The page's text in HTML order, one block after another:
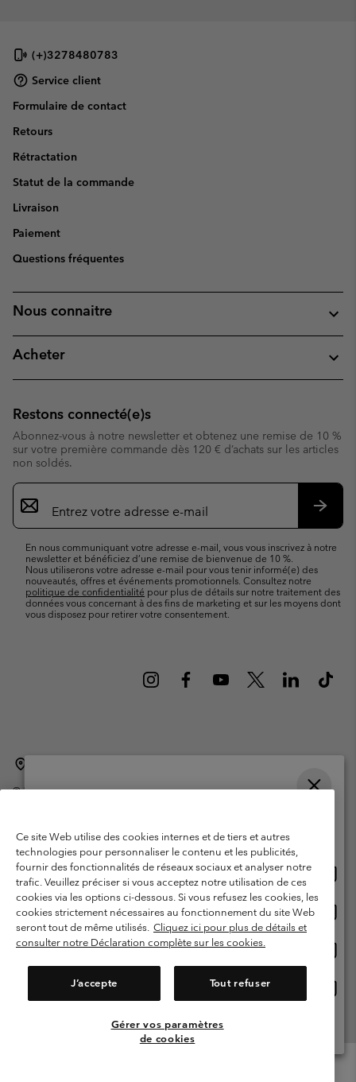
(+)3278480783
Service client
Formulaire de contact
Retours
Rétractation
Statut de la commande
Livraison
Paiement
Questions fréquentes
Nous connaitre
Acheter
Restons connecté(e)s
Abonnez-vous à notre newsletter et obtenez une remise de 10 %
sur votre première commande dès 120 € d’achats sur les articles
non soldés.
Inscription
par
e-
En nous communiquant votre adresse e-mail, vous vous inscrivez à notre
newsletter et bénéficiez d’une remise de bienvenue de 10 %.
Nous utiliserons votre adresse e-mail pour vous tenir informé(e) des
nouveautés, offres et événements promotionnels. Consultez notre
politique de confidentialité pour plus de détails sur notre traitement des
données vous concernant à des fins de marketing et sur les moyens dont
vous disposez pour retirer votre consentement.
©2026Columbia Sportswear International Sarl. Avenue des Morgines, 12
Garanties Légales
Politique de confidentialité
Conditions d'utilisation - Membres
Conditions D'utilisation - Contenu généré par l'utilisateur
Impressum
Cookies
Service client: Lun - sam de 9h à 13h et de 14h à 18h
Ce site Web utilise des cookies internes et de tiers et autres
technologies pour personnaliser le contenu et les publicités,
fournir des fonctionnalités de réseaux sociaux et analyser notre
trafic. Veuillez préciser si vous acceptez notre utilisation de ces
cookies via les options ci-dessous. Si vous refusez les cookies, les
cookies strictement nécessaires au fonctionnement du site Web
seront tout de même utilisés. Cliquez ici pour plus de détails et
consulter notre Déclaration complète sur les cookies.
J’accepte Tout refuser
Gérer vos paramètres
de cookies
Achats en ligne disponibles
United States
ligne
Belgium-English
ligne
Belgium-Français
ligne
Belgium-Dutch
Voir Tous Les Pays